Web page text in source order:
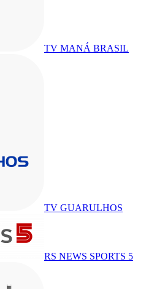
TV MANÁ BRASIL
TV GUARULHOS
RS NEWS SPORTS 5